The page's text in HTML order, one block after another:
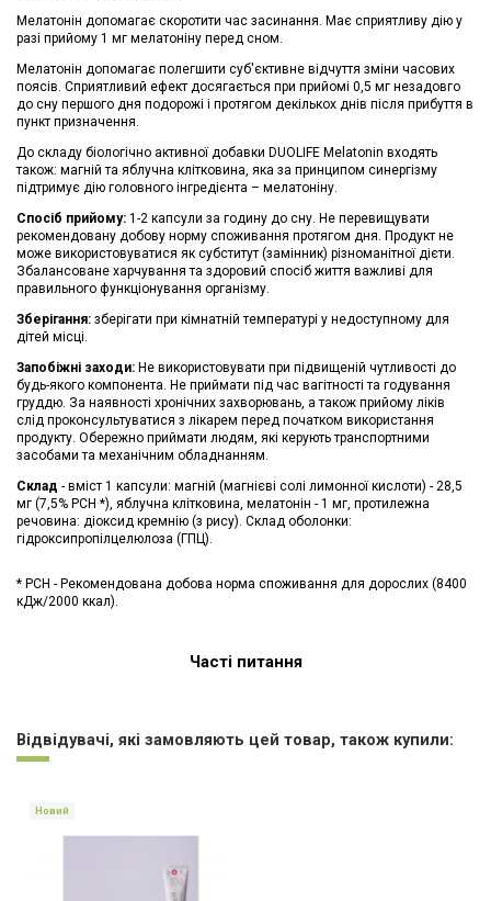
Мелатонін допомагає скоротити час засинання. Має сприятливу дію у
разі прийому 1 мг мелатоніну перед сном.
Мелатонін допомагає полегшити суб'єктивне відчуття зміни часових
поясів. Сприятливий ефект досягається при прийомі 0,5 мг незадовго
до сну першого дня подорожі і протягом декількох днів після прибуття в
пункт призначення.
До складу біологічно активної добавки DUOLIFE Melatonin входять
також: магній та яблучна клітковина, яка за принципом синергізму
підтримує дію головного інгредієнта – мелатоніну.
Спосіб прийому: 1-2 капсули за годину до сну. Не перевищувати
рекомендовану добову норму споживання протягом дня. Продукт не
може використовуватися як субститут (замінник) різноманітної дієти.
Збалансоване харчування та здоровий спосіб життя важливі для
правильного функціонування організму.
Зберігання: зберігати при кімнатній температурі у недоступному для
дітей місці.
Запобіжні заходи: Не використовувати при підвищеній чутливості до
будь-якого компонента. Не приймати під час вагітності та годування
груддю. За наявності хронічних захворювань, а також прийому ліків
слід проконсультуватися з лікарем перед початком використання
продукту. Обережно приймати людям, які керують транспортними
засобами та механічним обладнанням.
Склад - вміст 1 капсули: магній (магнієві солі лимонної кислоти) - 28,5
мг (7,5% РСН *), яблучна клітковина, мелатонін - 1 мг, протилежна
речовина: діоксид кремнію (з рису). Склад оболонки:
гідроксипропілцелюлоза (ГПЦ).
* РСН - Рекомендована добова норма споживання для дорослих (8400
кДж/2000 ккал).
Часті питання
Відвідувачі, які замовляють цей товар, також купили:
Новий